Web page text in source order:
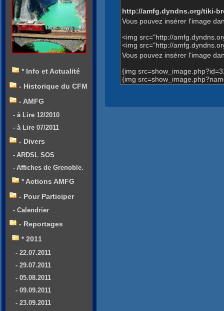
http://amfg.dyndns.org/tiki-
Vous pouvez insérer l'image
<img src="http://
<img src="http://
Vous pouvez insérer l'image
{img
{img
* Info et Actualité
- Historique du CFM
- AMFG
- à Lire 12/2010
- à Lire 07/2011
- Divers
- ARDSL SOS
- Affiches de Grenoble.
* Actions AMFG
- Pour Participer
- Calendrier
- Reportages
* 2011
- 22.07.2011
- 29.07.2011
- 05.08.2011
- 09.09.2011
- 23.09.2011